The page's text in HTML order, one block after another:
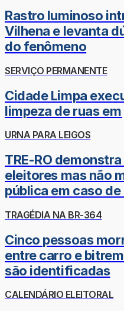
Rastro luminoso
Vilhena e levanta
do fenômeno
SERVIÇO PERMANENTE
Cidade Limpa
limpeza de ruas
URNA PARA LEIGOS
TRE-RO
eleitores mas não
pública em caso
TRAGÉDIA NA BR-364
Cinco pessoas
entre carro e
são identificadas
CALENDÁRIO ELEITORAL